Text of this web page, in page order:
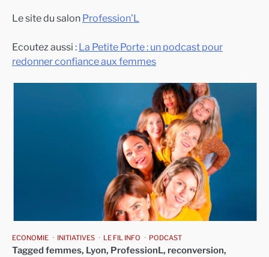
Le site du salon Profession’L
Ecoutez aussi : La Petite Porte : un podcast pour
redonner confiance aux femmes
ECONOMIE INITIATIVES LE FIL INFO PODCAST
Tagged femmes, Lyon, ProfessionL, reconversion,